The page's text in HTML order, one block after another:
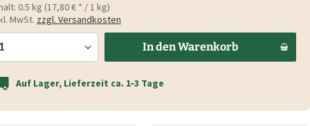
0.5 kg (17,80 € * / 1 kg)
MwSt. zzgl. Versandkosten
In denWarenkorb
Auf Lager, Lieferzeit ca. 1‑3 Tage